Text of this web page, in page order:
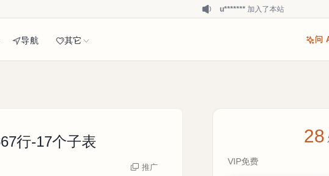
导航 其它 问
u******* 加入了本站
签到打卡，获得0.1发财币
登录了本站
行-17个子表
推广
28
VIP免费